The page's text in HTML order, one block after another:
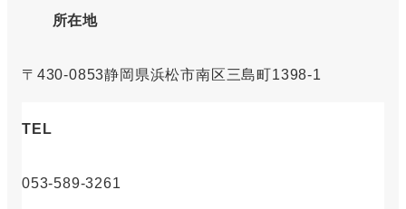
所在地
〒430-0853静岡県浜松市南区三島町1398-1
TEL
053-589-3261